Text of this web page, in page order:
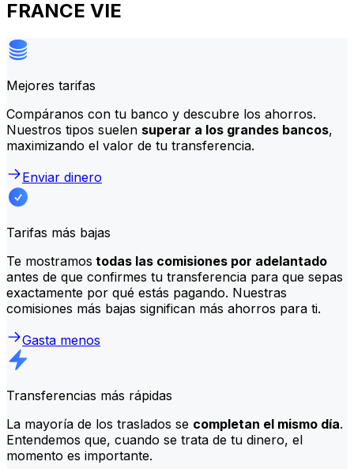
FRANCE VIE
Mejores tarifas
Compáranos con tu banco y descubre los ahorros.
Nuestros tipos suelen superar a los grandes bancos,
maximizando el valor de tu transferencia.
Enviar dinero
Tarifas más bajas
Te mostramos todas las comisiones por adelantado
antes de que confirmes tu transferencia para que sepas
exactamente por qué estás pagando. Nuestras
comisiones más bajas significan más ahorros para ti.
Gasta menos
Transferencias más rápidas
La mayoría de los traslados se completan el mismo día.
Entendemos que, cuando se trata de tu dinero, el
momento es importante.